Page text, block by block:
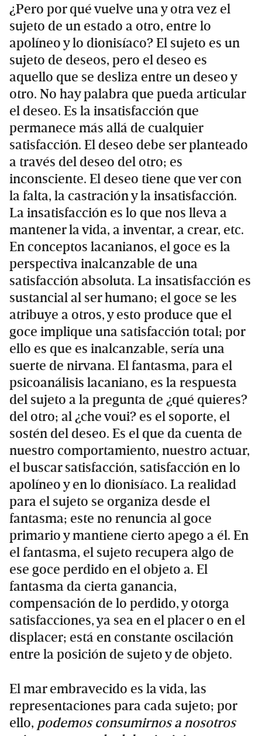
¿Pero por qué vuelve una y otra vez el
sujeto de un estado a otro, entre lo
apolíneo y lo dionisíaco? El sujeto es un
sujeto de deseos, pero el deseo es
aquello que se desliza entre un deseo y
otro. No hay palabra que pueda articular
el deseo. Es la insatisfacción que
permanece más allá de cualquier
satisfacción. El deseo debe ser planteado
a través del deseo del otro; es
inconsciente. El deseo tiene que ver con
la falta, la castración y la insatisfacción.
La insatisfacción es lo que nos lleva a
mantener la vida, a inventar, a crear, etc.
En conceptos lacanianos, el goce es la
perspectiva inalcanzable de una
satisfacción absoluta. La insatisfacción es
sustancial al ser humano; el goce se les
atribuye a otros, y esto produce que el
goce implique una satisfacción total; por
ello es que es inalcanzable, sería una
suerte de nirvana. El fantasma, para el
psicoanálisis lacaniano, es la respuesta
del sujeto a la pregunta de ¿qué quieres?
del otro; al ¿che voui? es el soporte, el
sostén del deseo. Es el que da cuenta de
nuestro comportamiento, nuestro actuar,
el buscar satisfacción, satisfacción en lo
apolíneo y en lo dionisíaco. La realidad
para el sujeto se organiza desde el
fantasma; este no renuncia al goce
primario y mantiene cierto apego a él. En
el fantasma, el sujeto recupera algo de
ese goce perdido en el objeto a. El
fantasma da cierta ganancia,
compensación de lo perdido, y otorga
satisfacciones, ya sea en el placer o en el
displacer; está en constante oscilación
entre la posición de sujeto y de objeto.
El mar embravecido es la vida, las
representaciones para cada sujeto; por
ello, podemos consumirnos a nosotros